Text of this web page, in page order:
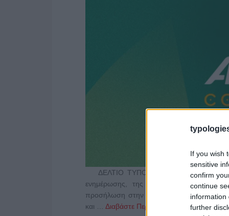
If you wish
sensitive
confirm
continue
information
further
ΔΕΛΤΙΟ ΤΥΠΟΥ Το συναρπαστικό digital
ενημέρωσης, της ποιοτικής
προσήλωση στην καινοτομία και την
και … Διαβάστε Περισσότερα...